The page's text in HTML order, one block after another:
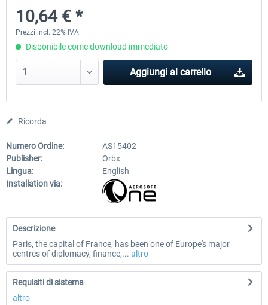
18,40 € *
10,64 € *
Prezzi incl. 22% IVA
Disponibile come download immediato
Aggiungi al carrello
Ricorda
Numero Ordine:
AS15402
Publisher:
Orbx
Lingua:
English
Installation via:
Descrizione
Paris, the capital of France, has been one of Europe's major
centres of diplomacy, finance,... altro
Requisiti di sistema
altro